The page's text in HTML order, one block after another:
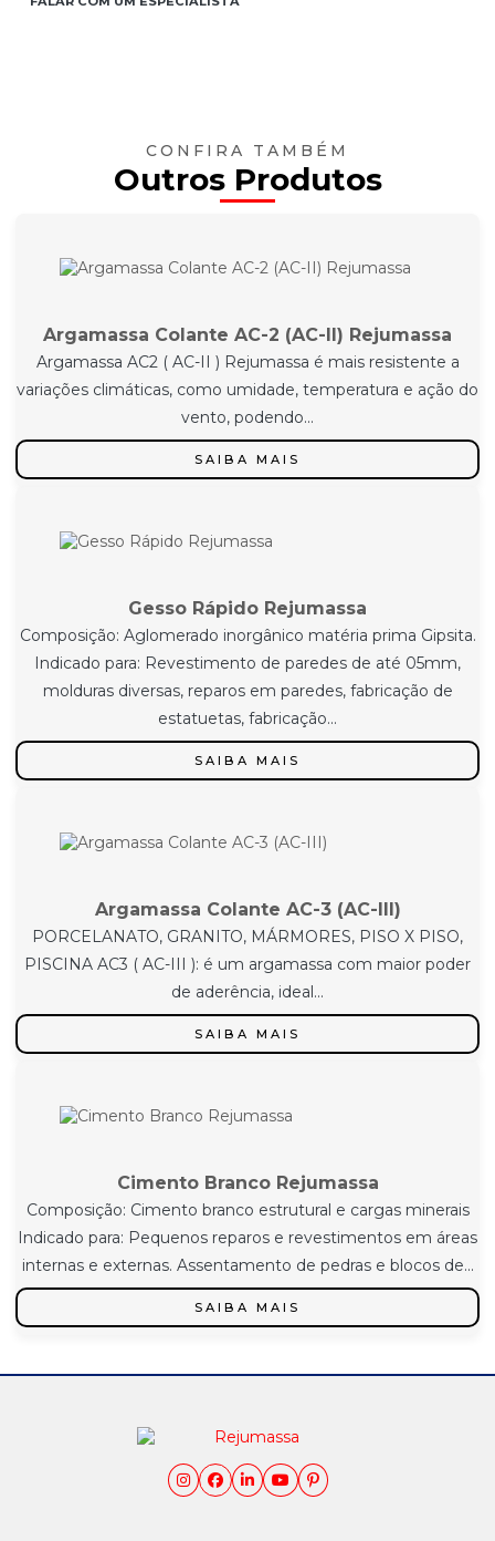
CONFIRA TAMBÉM
Outros Produtos
Argamassa Colante AC-2 (AC-II) Rejumassa
Argamassa AC2 ( AC-II ) Rejumassa é mais resistente a
variações climáticas, como umidade, temperatura e ação do
vento, podendo...
SAIBA MAIS
Gesso Rápido Rejumassa
Composição: Aglomerado inorgânico matéria prima Gipsita.
Indicado para: Revestimento de paredes de até 05mm,
molduras diversas, reparos em paredes, fabricação de
estatuetas, fabricação...
SAIBA MAIS
Argamassa Colante AC-3 (AC-III)
PORCELANATO, GRANITO, MÁRMORES, PISO X PISO,
PISCINA AC3 ( AC-III ): é um argamassa com maior poder
de aderência, ideal...
SAIBA MAIS
Cimento Branco Rejumassa
Composição: Cimento branco estrutural e cargas minerais
Indicado para: Pequenos reparos e revestimentos em áreas
internas e externas. Assentamento de pedras e blocos de...
SAIBA MAIS